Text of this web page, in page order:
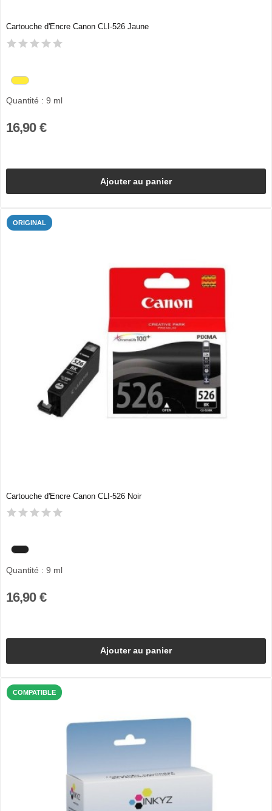
Cartouche d'Encre Canon CLI-526 Jaune
Quantité : 9 ml
16,90 €
Ajouter au panier
ORIGINAL
Cartouche d'Encre Canon CLI-526 Noir
Quantité : 9 ml
16,90 €
Ajouter au panier
COMPATIBLE